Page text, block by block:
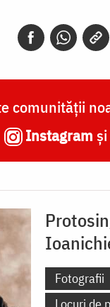
comunității
Instagram și
Fotografii